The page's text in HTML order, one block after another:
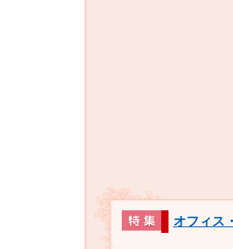
オフィス